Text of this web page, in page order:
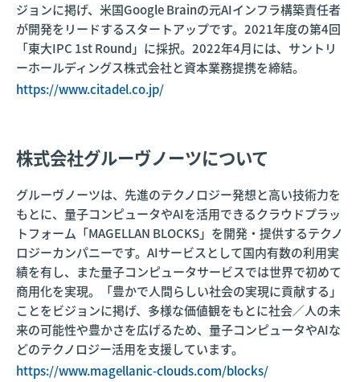
ジョンに掲げ、米国Google Brainの元AIインフラ構築責任者
が開発をリードするスタートアップです。2021年度の第4回
「東大IPC 1st Round」に採択。2022年4月には、サントリ
ーホールディングス株式会社と資本業務提携を締結。
https://www.citadel.co.jp/
株式会社グルーヴノーツについて
グルーヴノーツは、先進のテクノロジー発想と高い技術力を
もとに、量子コンピュータやAIを活用できるクラウドプラッ
トフォーム「MAGELLAN BLOCKS」を開発・提供するテクノ
ロジーカンパニーです。AIサービスとして国内有数の利用実
績を有し、また量子コンピュータサービスでは世界で初めて
商用化を実現。「豊かで人間らしい社会の実現に貢献する」
ことをビジョンに掲げ、多様な価値観をもとに社会／人の未
来の可能性や豊かさを広げるため、量子コンピュータやAIな
どのテクノロジー活用を支援しています。
https://www.magellanic-clouds.com/blocks/